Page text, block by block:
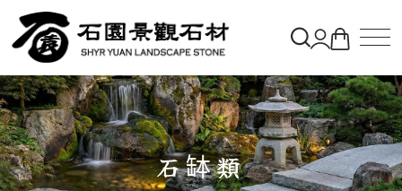
關於石園
石材&購物車
石缽類